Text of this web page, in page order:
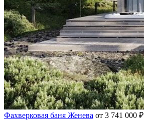
Фахверковая баня Женева от 3 741 000 ₽